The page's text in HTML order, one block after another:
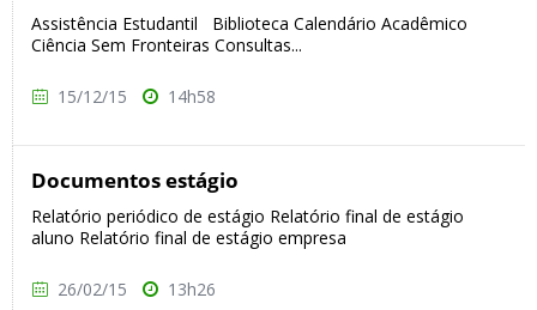
Assistência Estudantil Biblioteca Calendário Acadêmico
Ciência Sem Fronteiras Consultas...
15/12/15 14h58
Documentos estágio
Relatório periódico de estágio Relatório final de estágio
aluno Relatório final de estágio empresa
26/02/15 13h26